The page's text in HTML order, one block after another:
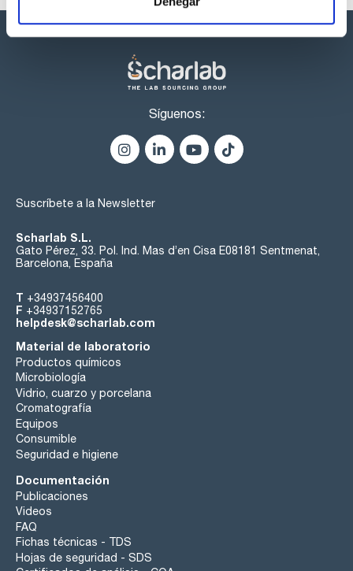
Síguenos:
Suscríbete a la Newsletter
Scharlab S.L.
Gato Pérez, 33. Pol. Ind. Mas d’en Cisa E08181 Sentmenat,
Barcelona, España
T +34937456400
F +34937152765
helpdesk@scharlab.com
Material de laboratorio
Productos químicos
Microbiología
Vidrio, cuarzo y porcelana
Cromatografía
Equipos
Consumible
Seguridad e higiene
Documentación
Publicaciones
Videos
FAQ
Fichas técnicas - TDS
Hojas de seguridad - SDS